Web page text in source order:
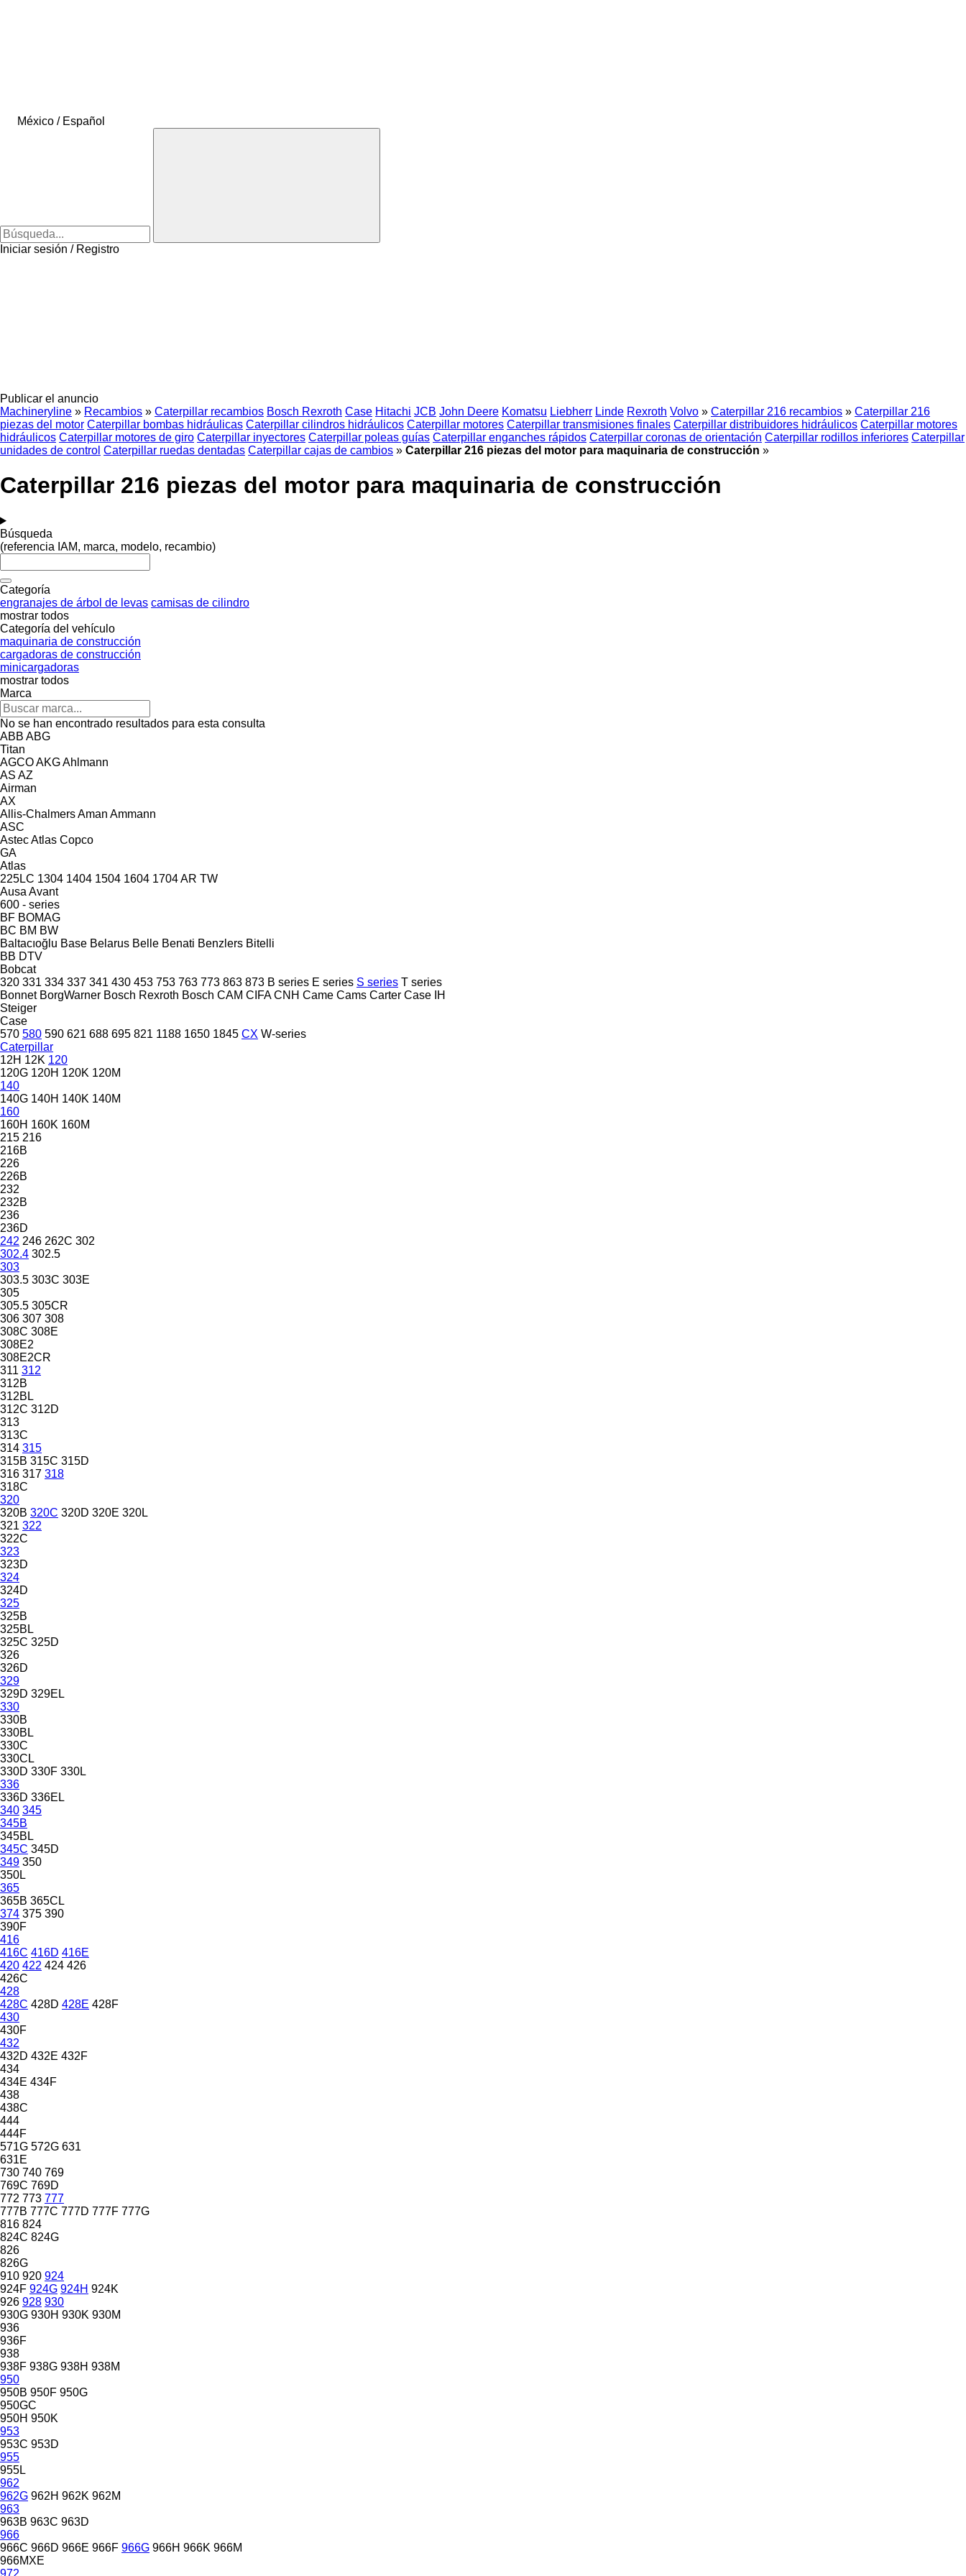
México / Español
Iniciar sesión / Registro
Publicar el anuncio
Machineryline » Recambios » Caterpillar recambios Bosch Rexroth Case Hitachi JCB John Deere Komatsu Liebherr Linde Rexroth Volvo » Caterpillar 216 recambios » Caterpillar 216
piezas del motor Caterpillar bombas hidráulicas Caterpillar cilindros hidráulicos Caterpillar motores Caterpillar transmisiones finales Caterpillar distribuidores hidráulicos Caterpillar motores
hidráulicos Caterpillar motores de giro Caterpillar inyectores Caterpillar poleas guías Caterpillar enganches rápidos Caterpillar coronas de orientación Caterpillar rodillos inferiores Caterpillar
unidades de control Caterpillar ruedas dentadas Caterpillar cajas de cambios » Caterpillar 216 piezas del motor para maquinaria de construcción »
Caterpillar 216 piezas del motor para maquinaria de construcción
Búsqueda
(referencia IAM, marca, modelo, recambio)
Categoría
engranajes de árbol de levas camisas de cilindro
mostrar todos
Categoría del vehículo
maquinaria de construcción
cargadoras de construcción
minicargadoras
mostrar todos
Marca
No se han encontrado resultados para esta consulta
ABB ABG
Titan
AGCOAKGAhlmann
AS AZ
Airman
AX
Allis-ChalmersAman Ammann
ASC
AstecAtlas Copco
GA
Atlas
225LC 1304 1404 1504 1604 1704AR TW
Ausa Avant
600 - series
BF BOMAG
BC BM BW
Baltacıoğlu Base Belarus Belle Benati Benzlers Bitelli
BB DTV
Bobcat
320 331 334 337 341 430 453 753 763 773 863 873 B series E series S series T series
Bonnet BorgWarner Bosch Rexroth Bosch CAM CIFA CNH Came Cams Carter Case IH
Steiger
Case
570 580 590 621 688 695 821 1188 1650 1845 CX W-series
Caterpillar
12H 12K 120
120G 120H 120K 120M
140
140G 140H 140K 140M
160
160H 160K 160M
215 216
216B
226
226B
232
232B
236
236D
242 246 262C 302
302.4 302.5
303
303.5 303C 303E
305
305.5 305CR
306 307 308
308C 308E
308E2
308E2CR
311 312
312B
312BL
312C 312D
313
313C
314 315
315B 315C 315D
316 317 318
318C
320
320B 320C 320D 320E 320L
321 322
322C
323
323D
324
324D
325
325B
325BL
325C 325D
326
326D
329
329D 329EL
330
330B
330BL
330C
330CL
330D 330F 330L
336
336D 336EL
340 345
345B
345BL
345C 345D
349 350
350L
365
365B 365CL
374 375 390
390F
416
416C 416D 416E
420 422 424 426
426C
428
428C 428D 428E 428F
430
430F
432
432D 432E 432F
434
434E 434F
438
438C
444
444F
571G 572G 631
631E
730 740 769
769C 769D
772 773 777
777B 777C 777D 777F 777G
816 824
824C 824G
826
826G
910 920 924
924F 924G 924H 924K
926 928 930
930G 930H 930K 930M
936
936F
938
938F 938G 938H 938M
950
950B 950F 950G
950GC
950H 950K
953
953C 953D
955
955L
962
962G 962H 962K 962M
963
963B 963C 963D
966
966C 966D 966E 966F 966G 966H 966K 966M
966MXE
972